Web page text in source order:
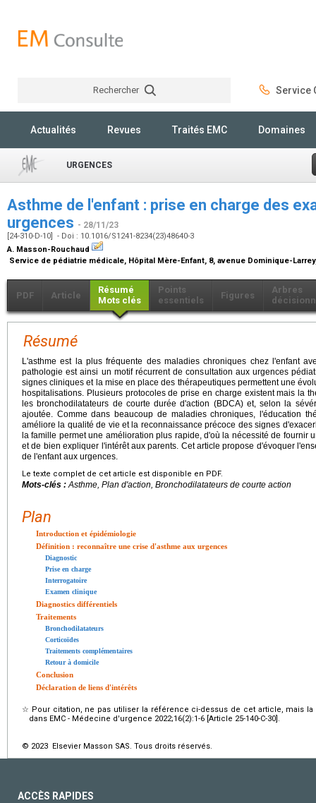
Rechercher Service
Actualités Revues Traités EMC Domaines
URGENCES
Asthme de l'enfant : prise en charge des
urgences - 28/11/23
[24-310-D-10] - Doi : 10.1016/S1241-8234(23)48640-3
A. Masson-Rouchaud
Service de pédiatrie médicale, Hôpital Mère-Enfant, 8, avenue Dominique-
PDF Article
Résumé
Mots clés
Points
essentiels
Figures
Arbres
Résumé
L'asthme est la plus fréquente des maladies chroniques chez l'enfant
pathologie est ainsi un motif récurrent de consultation aux urgences
signes cliniques et la mise en place des thérapeutiques permettent une
hospitalisations. Plusieurs protocoles de prise en charge existent mais la
les bronchodilatateurs de courte durée d'action (BDCA) et, selon la
ajoutée. Comme dans beaucoup de maladies chroniques, l'éducation
améliore la qualité de vie et la reconnaissance précoce des signes
la famille permet une amélioration plus rapide, d'où la nécessité de fournir
et de bien expliquer l'intérêt aux parents. Cet article propose d'évoquer
de l'enfant aux urgences.
Le texte complet de cet article est disponible en PDF.
Mots-clés : Asthme, Plan d'action, Bronchodilatateurs de courte action
Plan
Introduction et épidémiologie
Définition : reconnaître une crise d'asthme aux urgences
Diagnostic
Prise en charge
Interrogatoire
Examen clinique
Diagnostics différentiels
Traitements
Bronchodilatateurs
Corticoïdes
Traitements complémentaires
Retour à domicile
Conclusion
Déclaration de liens d'intérêts
☆ Pour citation, ne pas utiliser la référence ci-dessus de cet article, mais
dans EMC - Médecine d'urgence 2022;16(2):1-6 [Article 25-140-C-30].
© 2023 Elsevier Masson SAS. Tous droits réservés.
ACCÈS RAPIDES